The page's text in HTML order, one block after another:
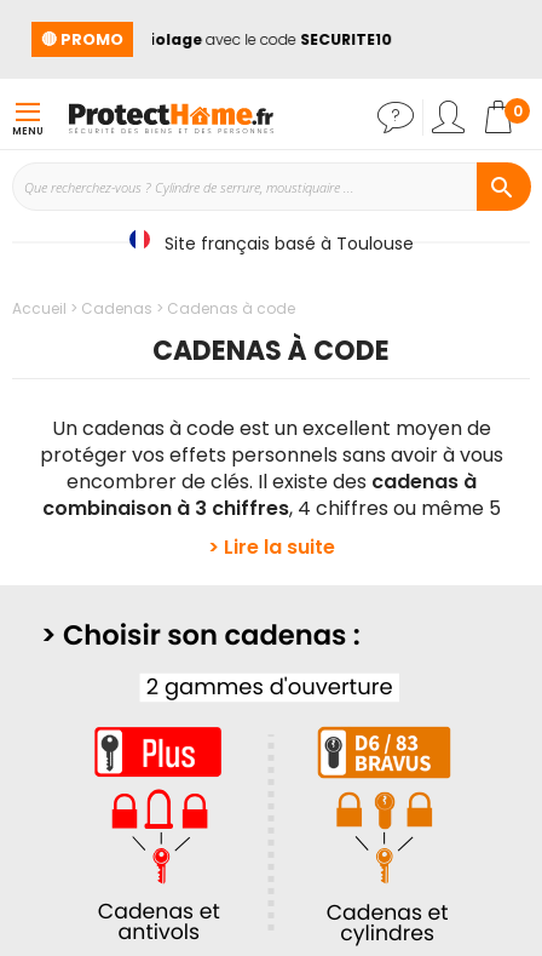
🔴 PROMO
anti cambriolageavec le codeSECURITE10
MENU
0
Site français basé à Toulouse
Accueil Cadenas Cadenas à code
CADENAS À CODE
Un cadenas à code est un excellent moyen de
protéger vos effets personnels sans avoir à vous
encombrer de clés. Il existe des cadenas à
combinaison à 3 chiffres, 4 chiffres ou même 5
> Lire la suite